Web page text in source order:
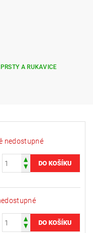
A RUKAVICE
nedostupné